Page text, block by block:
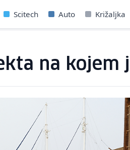
Scitech Auto Križaljka
na kojem